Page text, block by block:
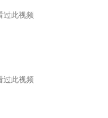
过此视频
过此视频